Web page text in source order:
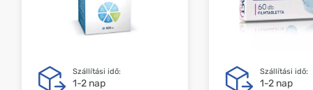
Szállítási idő:
1-2 nap
Szállítási idő:
1-2 nap